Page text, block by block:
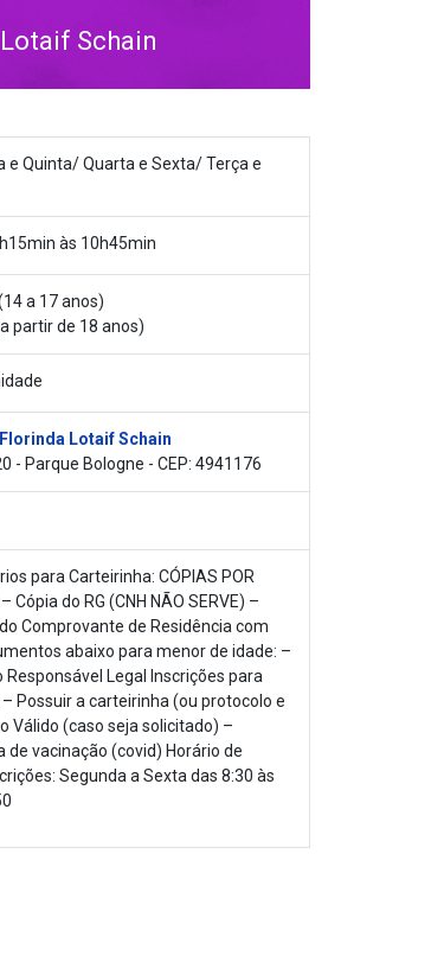
Schain
e Quinta/ Quarta e Sexta/ Terça e
às 10h45min
a 17 anos)
partir de 18 anos)
Lotaif Schain
- Parque Bologne - CEP: 4941176
para Carteirinha: CÓPIAS POR
Cópia do RG (CNH NÃO SERVE) –
Comprovante de Residência com
abaixo para menor de idade: –
Responsável Legal Inscrições para
Possuir a carteirinha (ou protocolo e
Válido (caso seja solicitado) –
vacinação (covid) Horário de
Segunda a Sexta das 8:30 às